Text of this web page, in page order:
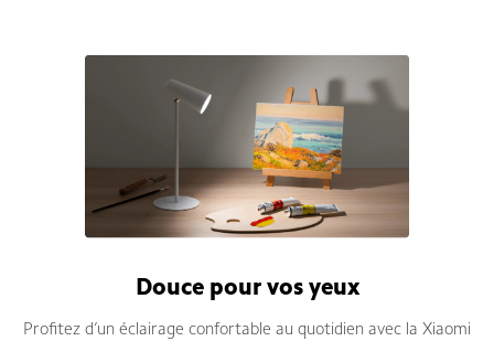
Douce pour vos yeux
Profitez d’un éclairage confortable au quotidien avec la Xiaomi